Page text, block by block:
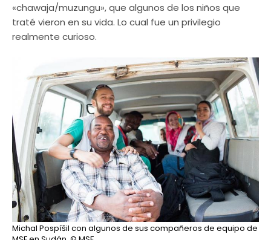
«chawaja/muzungu», que algunos de los niños que
traté vieron en su vida. Lo cual fue un privilegio
realmente curioso.
Michal Pospíšil con algunos de sus compañeros de equipo de